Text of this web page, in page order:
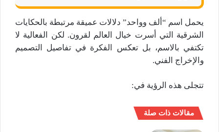
يحمل اسم “ألف وواحد” دلالات عميقة مرتبطة بالحكايات
الشرقية التي أسرت خيال العالم لقرون. لكن الفعالية لا
تكتفي بالاسم، بل تعكس الفكرة في تفاصيل التصميم
والإخراج الفني.
تتجلى هذه الرؤية في:
مقالات ذات صلة